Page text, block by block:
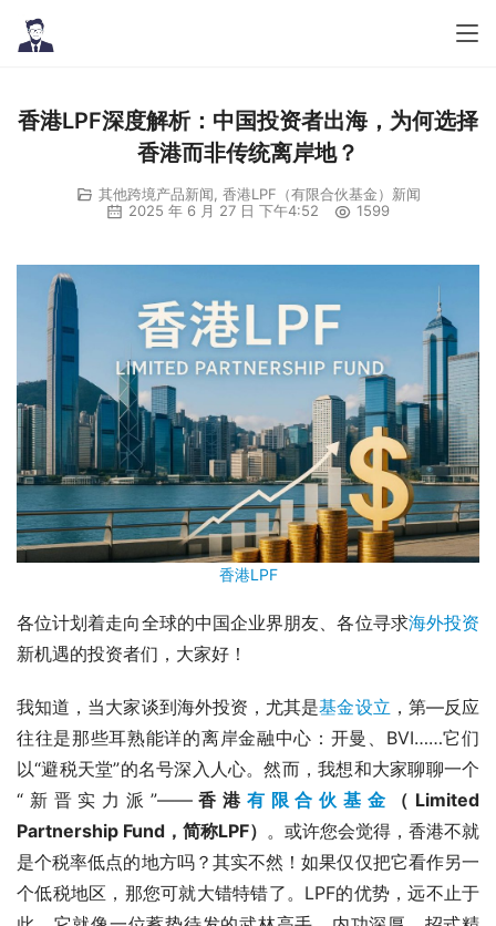
香港LPF深度解析：中国投资者出海，为何选择
香港而非传统离岸地？
其他跨境产品新闻 香港LPF（有限合伙基金）新闻
2025 年 6 月 27 日 下午4:52
1599
香港LPF
各位计划着走向全球的中国企业界朋友、各位寻求海外投资
新机遇的投资者们，大家好！
我知道，当大家谈到海外投资，尤其是基金设立 ，第—反应
往往是那些耳熟能详的离岸金融中心：开曼、BVI……它们
以“避税天堂”的名号深入人心。然而，我想和大家聊聊一个
“新晋实力派”——香港 有限合伙基金
（Limited
Partnership Fund，简称LPF） 。或许您会觉得，香港不就
是个税率低点的地方吗？其实不然！如果仅仅把它看作另一
个低税地区，那您可就大错特错了。LPF的优势，远不止于